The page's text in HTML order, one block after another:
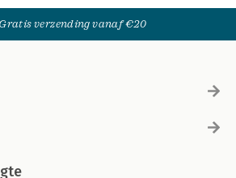
Gratis verzending vanaf €20